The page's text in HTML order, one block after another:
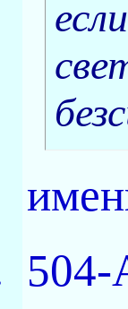
504-